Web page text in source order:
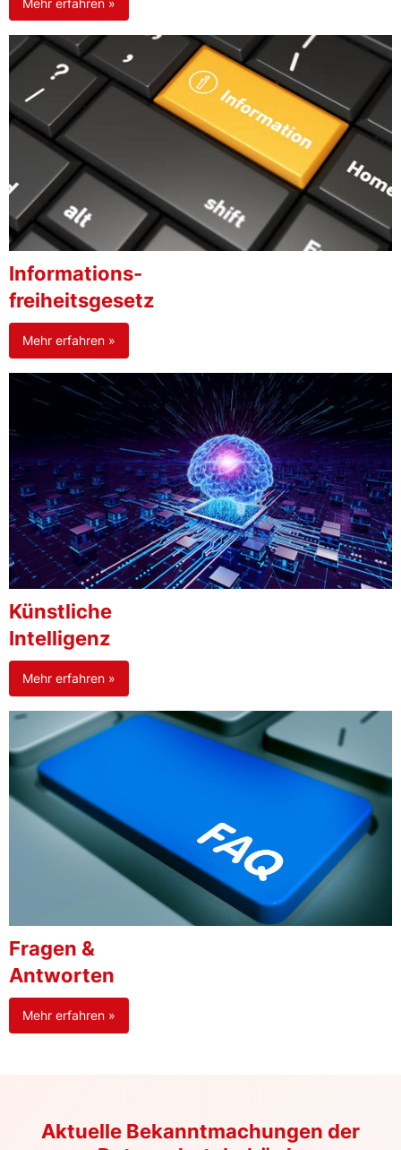
Informations-
freiheitsgesetz
Mehr erfahren »
Künstliche
Intelligenz
Mehr erfahren »
Fragen &
Antworten
Mehr erfahren »
Aktuelle Bekanntmachungen der